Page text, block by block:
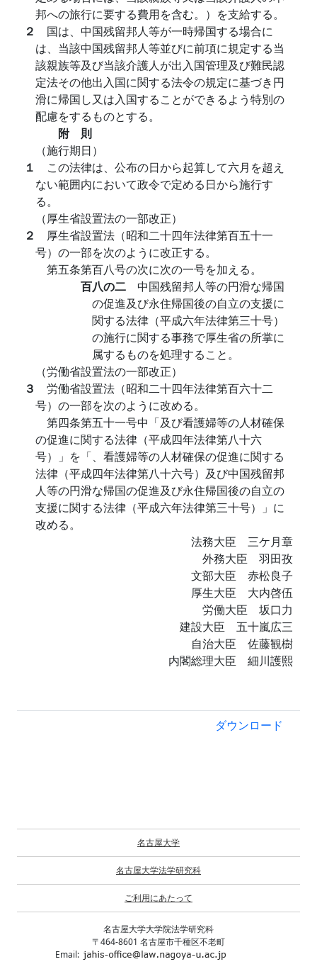
邦への旅行に要する費用を含む。）を支給する。
２ 国は、中国残留邦人等が一時帰国する場合に
は、当該中国残留邦人等並びに前項に規定する当
該親族等及び当該介護人が出入国管理及び難民認
定法その他出入国に関する法令の規定に基づき円
滑に帰国し又は入国することができるよう特別の
配慮をするものとする。
附 則
（施行期日）
１ この法律は、公布の日から起算して六月を超え
ない範囲内において政令で定める日から施行す
る。
（厚生省設置法の一部改正）
２ 厚生省設置法（昭和二十四年法律第百五十一
号）の一部を次のように改正する。
第五条第百八号の次に次の一号を加える。
百八の二 中国残留邦人等の円滑な帰国
の促進及び永住帰国後の自立の支援に
関する法律（平成六年法律第三十号）
の施行に関する事務で厚生省の所掌に
属するものを処理すること。
（労働省設置法の一部改正）
３ 労働省設置法（昭和二十四年法律第百六十二
号）の一部を次のように改める。
第四条第五十一号中「及び看護婦等の人材確保
の促進に関する法律（平成四年法律第八十六
号）」を「、看護婦等の人材確保の促進に関する
法律（平成四年法律第八十六号）及び中国残留邦
人等の円滑な帰国の促進及び永住帰国後の自立の
支援に関する法律（平成六年法律第三十号）」に
改める。
法務大臣 三ケ月章
外務大臣 羽田孜
文部大臣 赤松良子
厚生大臣 大内啓伍
労働大臣 坂口力
建設大臣 五十嵐広三
自治大臣 佐藤観樹
内閣総理大臣 細川護熙
ダウンロード
名古屋大学
名古屋大学法学研究科
ご利用にあたって
名古屋大学大学院法学研究科
〒464-8601 名古屋市千種区不老町
Email: